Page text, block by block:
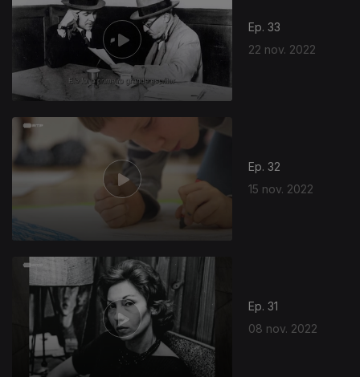
Ep. 33
22 nov. 2022
Ep. 32
15 nov. 2022
Ep. 31
08 nov. 2022